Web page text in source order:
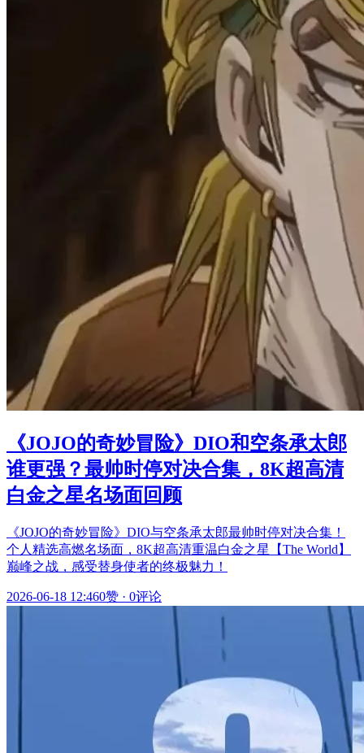
《JOJO的奇妙冒险》DIO和空条承太郎
谁更强？最帅时停对决合集，8K超高清
白金之星名场面回顾
《JOJO的奇妙冒险》DIO与空条承太郎最帅时停对决合集！
个人精选高燃名场面，8K超高清重温白金之星【The World】
巅峰之战，感受替身使者的终极魅力！
2026-06-18 12:460赞 · 0评论